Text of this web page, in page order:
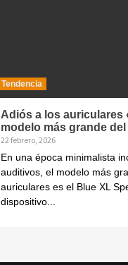
Tendencia
Adiós a los auriculares
modelo más grande
22 febrero, 2026
En una época minimalista
auditivos, el modelo más
auriculares es el Blue XL
dispositivo...